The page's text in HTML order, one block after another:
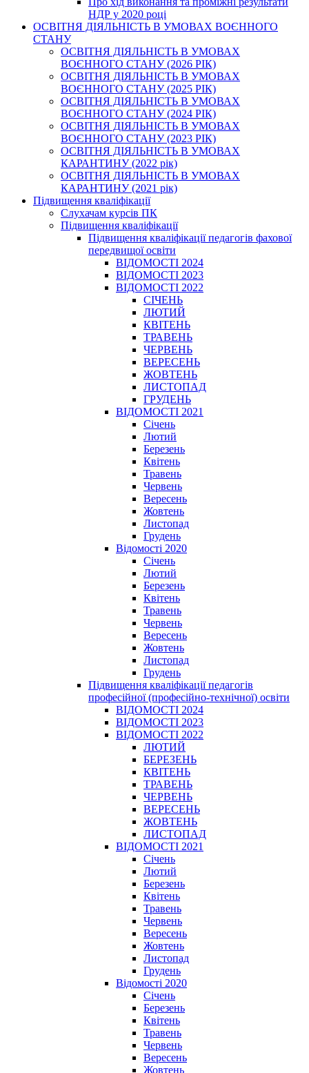
НДР у 2020 році
ОСВІТНЯ ДІЯЛЬНІСТЬ В УМОВАХ ВОЄННОГО
СТАНУ
ОСВІТНЯ ДІЯЛЬНІСТЬ В УМОВАХ
ВОЄННОГО СТАНУ (2026 РІК)
ОСВІТНЯ ДІЯЛЬНІСТЬ В УМОВАХ
ВОЄННОГО СТАНУ (2025 РІК)
ОСВІТНЯ ДІЯЛЬНІСТЬ В УМОВАХ
ВОЄННОГО СТАНУ (2024 РІК)
ОСВІТНЯ ДІЯЛЬНІСТЬ В УМОВАХ
ВОЄННОГО СТАНУ (2023 РІК)
ОСВІТНЯ ДІЯЛЬНІСТЬ В УМОВАХ
КАРАНТИНУ (2022 рік)
ОСВІТНЯ ДІЯЛЬНІСТЬ В УМОВАХ
КАРАНТИНУ (2021 рік)
Підвищення кваліфікації
Слухачам курсів ПК
Підвищення кваліфікації
Підвищення кваліфікації педагогів фахової
передвищої освіти
ВІДОМОСТІ 2024
ВІДОМОСТІ 2023
ВІДОМОСТІ 2022
СІЧЕНЬ
ЛЮТИЙ
КВІТЕНЬ
ТРАВЕНЬ
ЧЕРВЕНЬ
ВЕРЕСЕНЬ
ЖОВТЕНЬ
ЛИСТОПАД
ГРУДЕНЬ
ВІДОМОСТІ 2021
Січень
Лютий
Березень
Квітень
Травень
Червень
Вересень
Жовтень
Листопад
Грудень
Відомості 2020
Січень
Лютий
Березень
Квітень
Травень
Червень
Вересень
Жовтень
Листопад
Грудень
Підвищення кваліфікації педагогів
професійної (професійно-технічної) освіти
ВІДОМОСТІ 2024
ВІДОМОСТІ 2023
ВІДОМОСТІ 2022
ЛЮТИЙ
БЕРЕЗЕНЬ
КВІТЕНЬ
ТРАВЕНЬ
ЧЕРВЕНЬ
ВЕРЕСЕНЬ
ЖОВТЕНЬ
ЛИСТОПАД
ВІДОМОСТІ 2021
Січень
Лютий
Березень
Квітень
Травень
Червень
Вересень
Жовтень
Листопад
Грудень
Відомості 2020
Січень
Березень
Квітень
Травень
Червень
Вересень
Жовтень